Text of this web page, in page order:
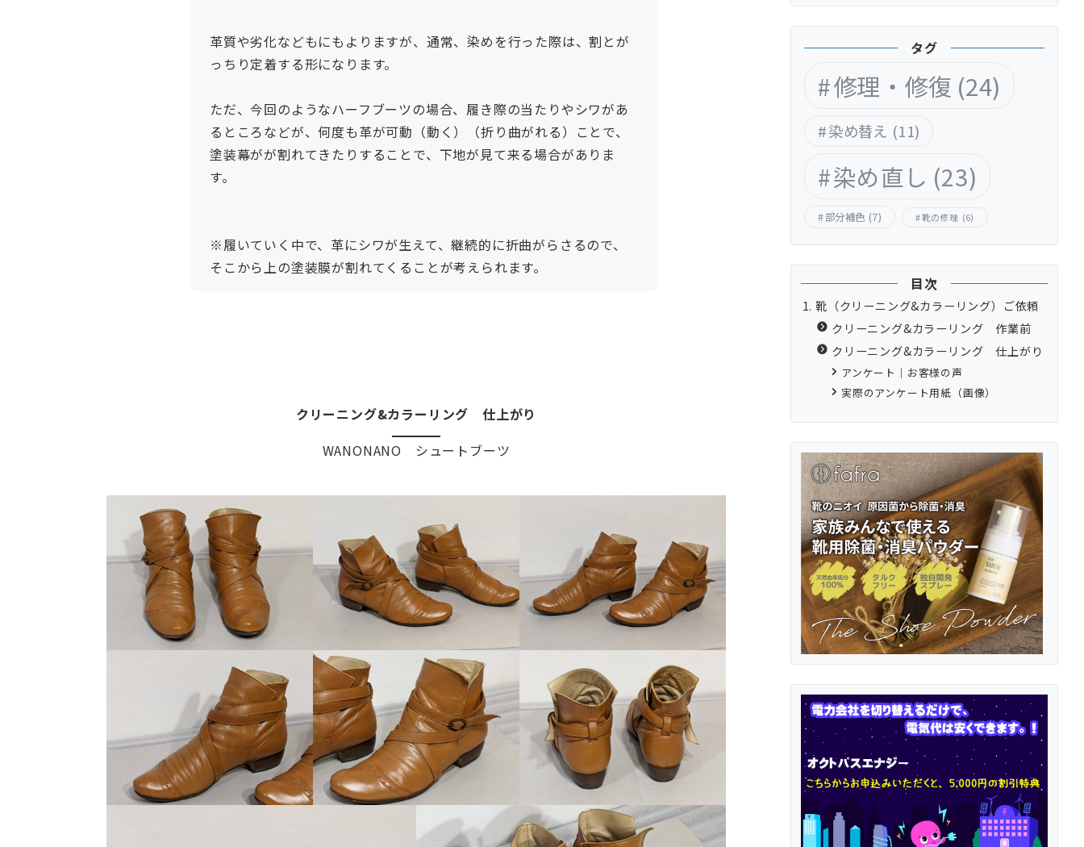
革質や劣化などもにもよりますが、通常、染めを行った際は、割とが
っちり定着する形になります。
ただ、今回のようなハーフブーツの場合、履き際の当たりやシワがあ
るところなどが、何度も革が可動（動く）（折り曲がれる）ことで、
塗装幕がが割れてきたりすることで、下地が見て来る場合がありま
す。
※履いていく中で、革にシワが生えて、継続的に折曲がらさるので、
そこから上の塗装膜が割れてくることが考えられます。
クリーニング&カラーリング 仕上がり
WANONANO シュートブーツ
タグ
修理・修復 (24)
染め替え (11)
染め直し (23)
部分補色 (7) 靴の修理 (6)
目次
靴（クリーニング&カラーリング）ご依頼
クリーニング&カラーリング 作業前
クリーニング&カラーリング 仕上がり
アンケート｜お客様の声
実際のアンケート用紙（画像）